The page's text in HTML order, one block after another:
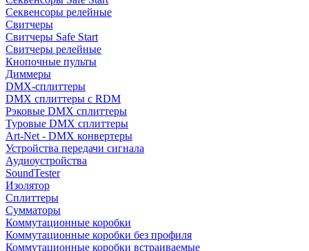
Секвенсоры релейные
Свитчеры
Свитчеры Safe Start
Свитчеры релейные
Кнопочные пульты
Диммеры
DMX-сплиттеры
DMX сплиттеры с RDM
Рэковые DMX сплиттеры
Туровые DMX сплиттеры
Art-Net - DMX конвертеры
Устройства передачи сигнала
Аудиоустройства
SoundTester
Изолятор
Сплиттеры
Сумматоры
Коммутационные коробки
Коммутационные коробки без профиля
Коммутационные коробки встраиваемые